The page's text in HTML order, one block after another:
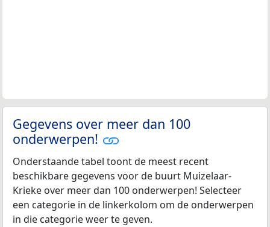
Gegevens over meer dan 100
onderwerpen!
Onderstaande tabel toont de meest recent
beschikbare gegevens voor de buurt Muizelaar-
Krieke over meer dan 100 onderwerpen! Selecteer
een categorie in de linkerkolom om de onderwerpen
in die categorie weer te geven.